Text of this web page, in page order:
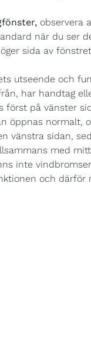
observera
när du ser
sida av
utseende och
har handtag
först på vänster
öppnas normalt,
vänstra sidan,
med
inte
och därför